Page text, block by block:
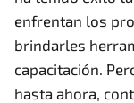
enfrentan los
brindarles
capacitación.
hasta ahora,